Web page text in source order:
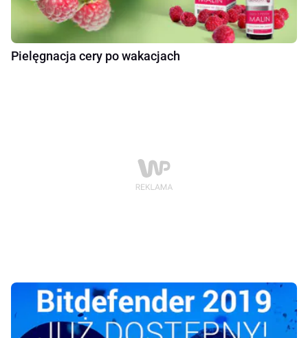
Pielęgnacja cery po wakacjach